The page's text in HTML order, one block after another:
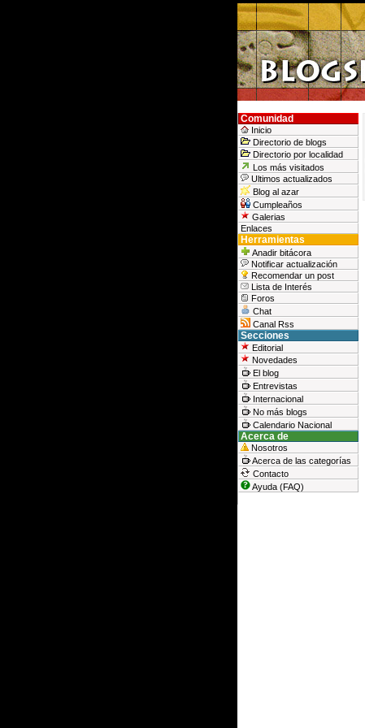
Comunidad
Inicio
Directorio de blogs
Directorio por localidad
Los más visitados
Ultimos actualizados
Blog al azar
Cumpleaños
Galerias
Enlaces
Herramientas
Anadir bitácora
Notificar actualización
Recomendar un post
Lista de Interés
Foros
Chat
Canal Rss
Secciones
Editorial
Novedades
El blog
Entrevistas
Internacional
No más blogs
Calendario Nacional
Acerca de
Nosotros
Acerca de las categorías
Contacto
Ayuda (FAQ)